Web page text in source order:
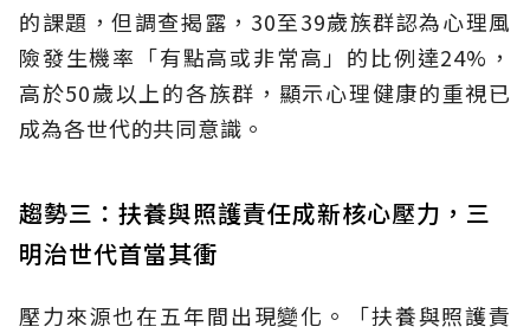
的課題，但調查揭露，30至39歲族群認為心理風
險發生機率「有點高或非常高」的比例達24%，
高於50歲以上的各族群，顯示心理健康的重視已
成為各世代的共同意識。
趨勢三：扶養與照護責任成新核心壓力，三
明治世代首當其衝
壓力來源也在五年間出現變化。「扶養與照護責